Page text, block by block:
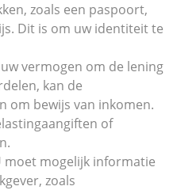
zoals een paspoort,
Dit is om uw identiteit te
vermogen om de lening
kan de
om bewijs van inkomen.
of
moet mogelijk informatie
zoals